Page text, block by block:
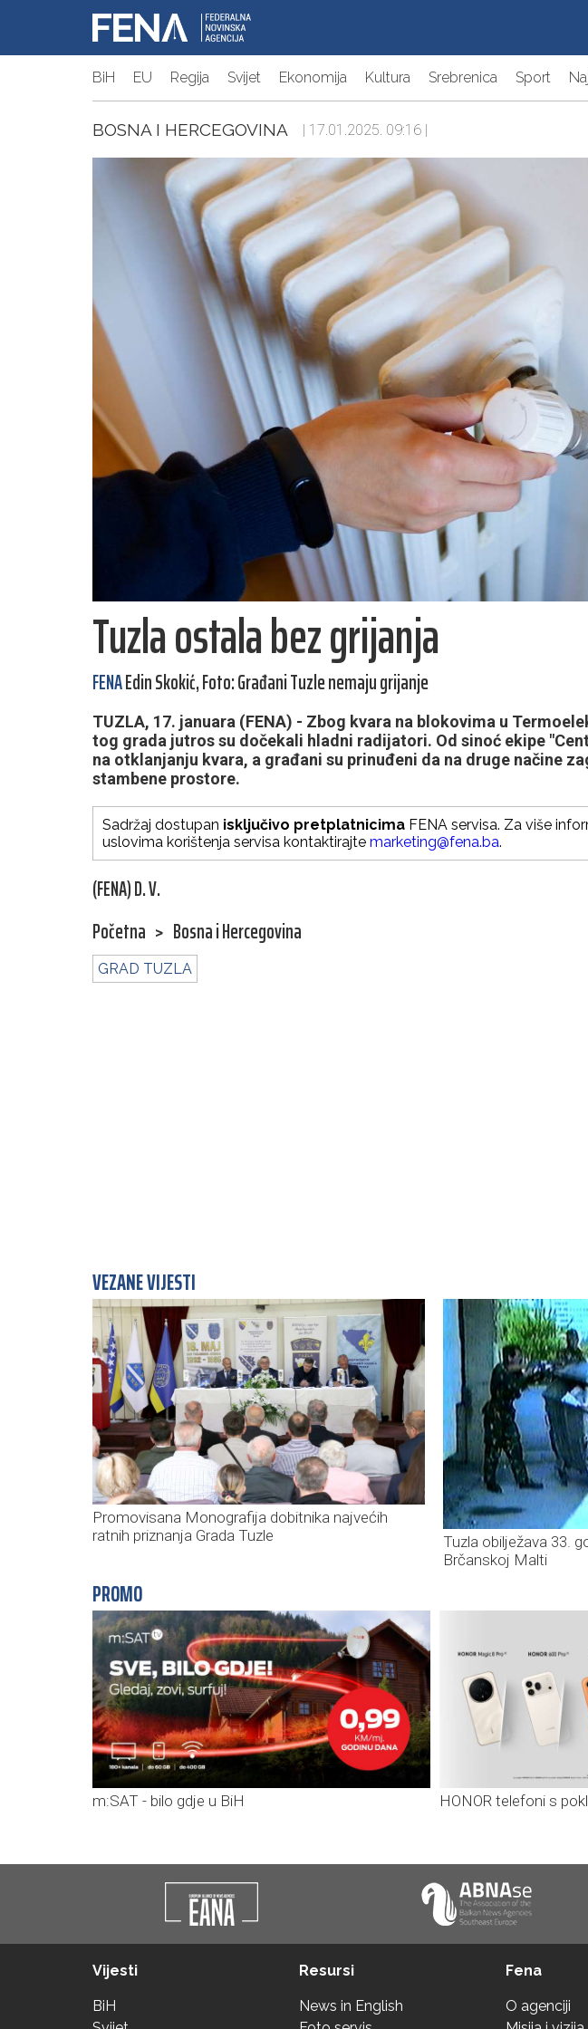
BiH EU Regija Svijet Ekonomija Kultura Srebrenica Sport
BOSNA I HERCEGOVINA | 17.01.2025. 09:16 |
Tuzla ostala bez grijanja
FENAEdin Skokić, Foto: Građani Tuzle nemaju grijanje
TUZLA, 17. januara (FENA) - Zbog kvara na blokovima u
tog grada jutros su dočekali hladni radijatori. Od sinoć ekipe
na otklanjanju kvara, a građani su prinuđeni da na druge načine
stambene prostore.
Sadržaj dostupan isključivo pretplatnicima FENA servisa. Za više
uslovima korištenja servisa kontaktirajte marketing@fena.ba.
(FENA) D. V.
Početna > Bosna i Hercegovina
GRAD TUZLA
VEZANE VIJESTI
Promovisana Monografija dobitnika najvećih
ratnih priznanja Grada Tuzle
Tuzla obilježava 33.
Brčanskoj Malti
PROMO
m:SAT - bilo gdje u BiH HONOR telefoni s
Vijesti
BiH
Resursi
News in English
Fena
O agenciji